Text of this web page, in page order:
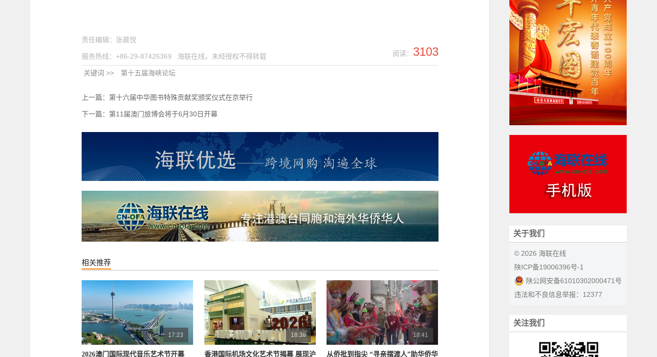
责任编辑：张晨悦
服务热线：+86-29-87426369 海联在线，未经授权不得转载 阅读： 3103
关键词 >> 第十五届海峡论坛
上一篇： 第十六届中华图书特殊贡献奖颁奖仪式在京举行
下一篇： 第11届澳门旅博会将于6月30日开幕
相关推荐
17:23
2026澳门国际现代音乐艺术节开幕
18:38
香港国际机场文化艺术节揭幕 展现沪
18:41
从侨批到指尖 “寻亲摆渡人”助华侨华
关于我们
© 2026 海联在线
陕ICP备19006396号-1
陕公网安备61010302000471号
违法和不良信息举报：12377
关注我们